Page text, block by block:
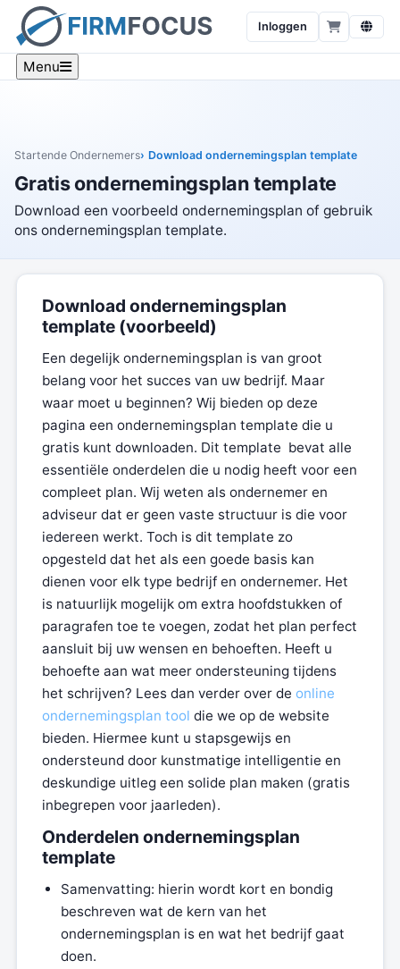
Inloggen
Menu
Startende Ondernemers Download ondernemingsplan template
Gratis ondernemingsplan template
Download een voorbeeld ondernemingsplan of gebruik
ons ondernemingsplan template.
Download ondernemingsplan
template (voorbeeld)
Een degelijk ondernemingsplan is van groot
belang voor het succes van uw bedrijf. Maar
waar moet u beginnen? Wij bieden op deze
pagina een ondernemingsplan template die u
gratis kunt downloaden. Dit template bevat alle
essentiële onderdelen die u nodig heeft voor een
compleet plan. Wij weten als ondernemer en
adviseur dat er geen vaste structuur is die voor
iedereen werkt. Toch is dit template zo
opgesteld dat het als een goede basis kan
dienen voor elk type bedrijf en ondernemer. Het
is natuurlijk mogelijk om extra hoofdstukken of
paragrafen toe te voegen, zodat het plan perfect
aansluit bij uw wensen en behoeften. Heeft u
behoefte aan wat meer ondersteuning tijdens
het schrijven? Lees dan verder over de online
ondernemingsplan tool die we op de website
bieden. Hiermee kunt u stapsgewijs en
ondersteund door kunstmatige intelligentie en
deskundige uitleg een solide plan maken (gratis
inbegrepen voor jaarleden).
Onderdelen ondernemingsplan
template
Samenvatting: hierin wordt kort en bondig
beschreven wat de kern van het
ondernemingsplan is en wat het bedrijf gaat
doen.